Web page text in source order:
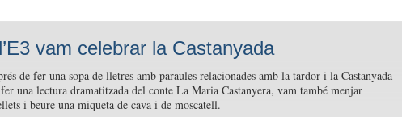
vam celebrar la Castanyada
de fer una sopa de lletres amb paraules relacionades amb la tardor i la Castanyada
una lectura dramatitzada del conte La Maria Castanyera, vam també menjar
i beure una miqueta de cava i de moscatell.